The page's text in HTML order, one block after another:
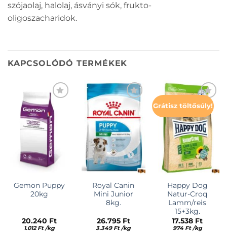
szójaolaj, halolaj, ásványi sók, frukto-
oligoszacharidok.
KAPCSOLÓDÓ TERMÉKEK
Gemon Puppy
20kg
20.240 Ft
1.012Ft /kg
Royal Canin
Mini Junior
8kg.
26.795 Ft
3.349 Ft /kg
Grátisz töltősúly!
Happy Dog
Natur-Croq
Lamm/reis
15+3kg.
17.538 Ft
974 Ft /kg